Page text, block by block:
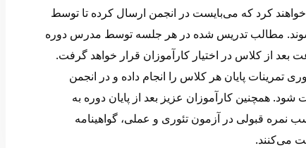
کرد که می‌بایست در انجمن ارسال کرده تا توسط
مطالب تدریس شده در هر جلسه توسط مدرس دوره
و به همراه فایل‌های هر جلسه 24 ساعت بعد از کلاس در اختیار کارآموزان قرار خواهد گرفت.
تمرینات پایان هر کلاس را انجام داده و در انجمن
همچنین کارآموزان عزیز بعد از پایان دوره به
قبولی در آزمون تئوری و عملی، گواهینامه
می‌کنند.